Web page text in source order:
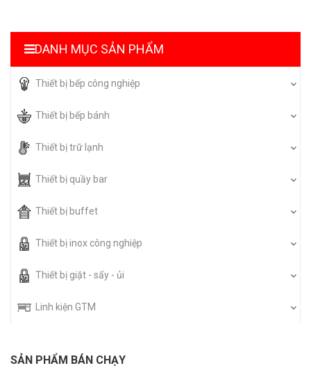
DANH MỤC SẢN PHẨM
Thiết bị bếp công nghiệp
Thiết bị bếp bánh
Thiết bị trữ lạnh
Thiết bị quầy bar
Thiết bị buffet
Thiết bị inox công nghiệp
Thiết bị giặt - sấy - ủi
Linh kiện GTM
SẢN PHẨM BÁN CHẠY